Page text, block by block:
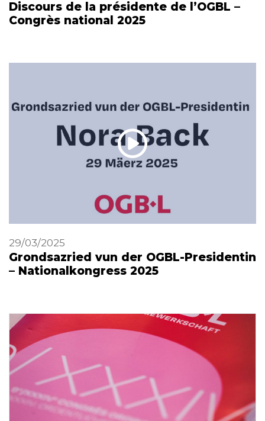
Discours de la présidente de l’OGBL –
Congrès national 2025
29/03/2025
Grondsazried vun der OGBL-Presidentin
– Nationalkongress 2025